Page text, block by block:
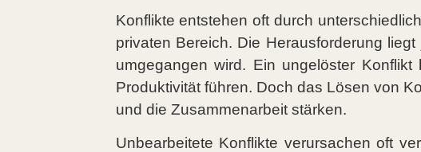
Konflikte entstehen oft durch
privaten Bereich. Die Herausforderung
umgegangen wird. Ein ungelöster
Produktivität führen. Doch das Lösen von
und die Zusammenarbeit stärken.
Unbearbeitete Konflikte verursachen oft